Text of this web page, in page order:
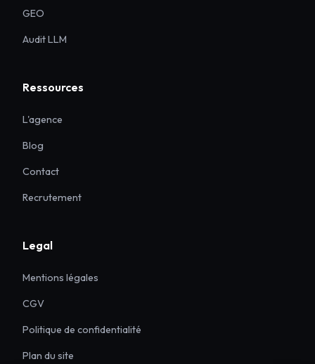
GEO
Audit LLM
Ressources
L'agence
Blog
Contact
Recrutement
Legal
Mentions légales
CGV
Politique de confidentialité
Plan du site